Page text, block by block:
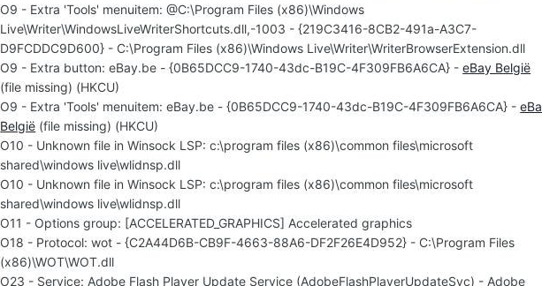
O9 - Extra 'Tools' menuitem: @C:\Program Files (x86)\Windows
Live\Writer\WindowsLiveWriterShortcuts.dll,-1003 - {219C3416-8CB2-491a-A3C7-
D9FCDDC9D600} - C:\Program Files (x86)\Windows Live\Writer\WriterBrowserExtension.dll
O9 - Extra button: eBay.be - {0B65DCC9-1740-43dc-B19C-4F309FB6A6CA} -eBay België
(file missing) (HKCU)
O9 - Extra 'Tools' menuitem: eBay.be - {0B65DCC9-1740-43dc-B19C-4F309FB6A6CA} -
België (file missing) (HKCU)
O10 - Unknown file in Winsock LSP: c:\program files (x86)\common files\microsoft
shared\windows live\wlidnsp.dll
O10 - Unknown file in Winsock LSP: c:\program files (x86)\common files\microsoft
shared\windows live\wlidnsp.dll
O11 - Options group: [ACCELERATED_GRAPHICS] Accelerated graphics
O18 - Protocol: wot - {C2A44D6B-CB9F-4663-88A6-DF2F26E4D952} - C:\Program Files
(x86)\WOT\WOT.dll
O23 - Service: Adobe Flash Player Update Service (AdobeFlashPlayerUpdateSvc) - Adobe